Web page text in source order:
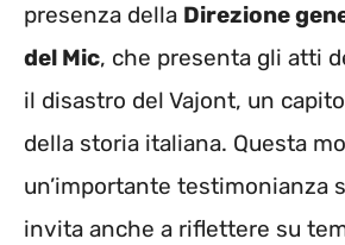
presenza della Direzione
del Mic, che presenta gli atti
il disastro del Vajont, un
della storia italiana. Questa
un’importante testimonianza
invita anche a riflettere su